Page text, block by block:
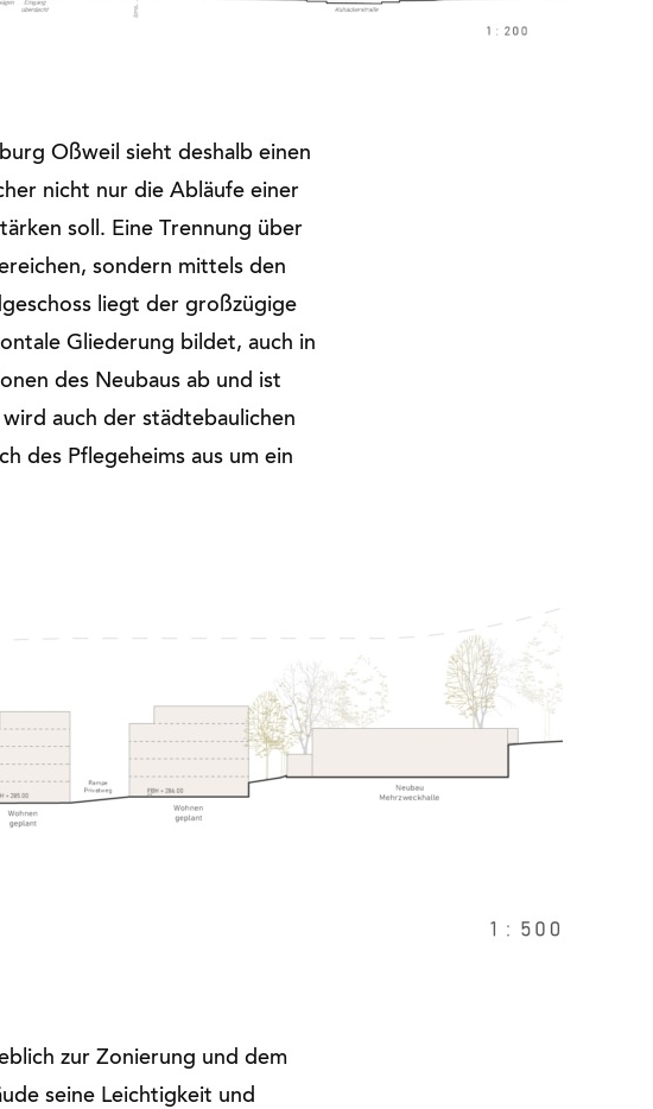
Oßweil sieht deshalb einen
nicht nur die Abläufe einer
soll. Eine Trennung über
sondern mittels den
liegt der großzügige
Gliederung bildet, auch in
des Neubaus ab und ist
auch der städtebaulichen
des Pflegeheims aus um ein
zur Zonierung und dem
seine Leichtigkeit und